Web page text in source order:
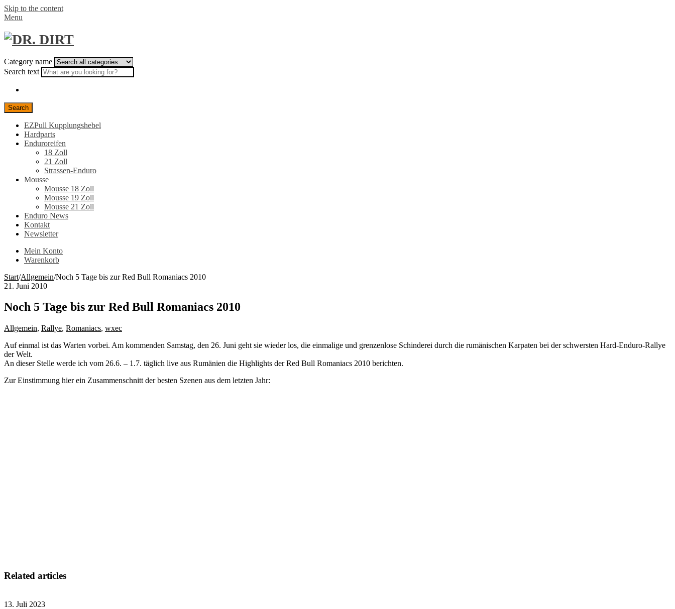
Skip to the content
Menu
Category name
Search text
Search
EZPull Kupplungshebel
Hardparts
Enduroreifen
18 Zoll
21 Zoll
Strassen-Enduro
Mousse
Mousse 18 Zoll
Mousse 19 Zoll
Mousse 21 Zoll
Enduro News
Kontakt
Newsletter
Mein Konto
Warenkorb
Start/Allgemein/Noch 5 Tage bis zur Red Bull Romaniacs 2010
21. Juni 2010
Noch 5 Tage bis zur Red Bull Romaniacs 2010
Allgemein, Rallye, Romaniacs, wxec
Auf einmal ist das Warten vorbei. Am kommenden Samstag, den 26. Juni geht sie wieder los, die einmalige und grenzenlose Schinderei durch die rumänischen Karpaten bei der schwersten Hard-Enduro-Rallye
der Welt.
An dieser Stelle werde ich vom 26.6. – 1.7. täglich live aus Rumänien die Highlights der Red Bull Romaniacs 2010 berichten.
Zur Einstimmung hier ein Zusammenschnitt der besten Szenen aus dem letzten Jahr:
Related articles
13. Juli 2023